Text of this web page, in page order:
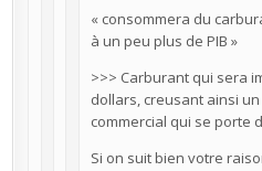
« consommera du
à un peu plus de PIB »
>>> Carburant qui sera
dollars, creusant ainsi
commercial qui se porte
Si on suit bien votre